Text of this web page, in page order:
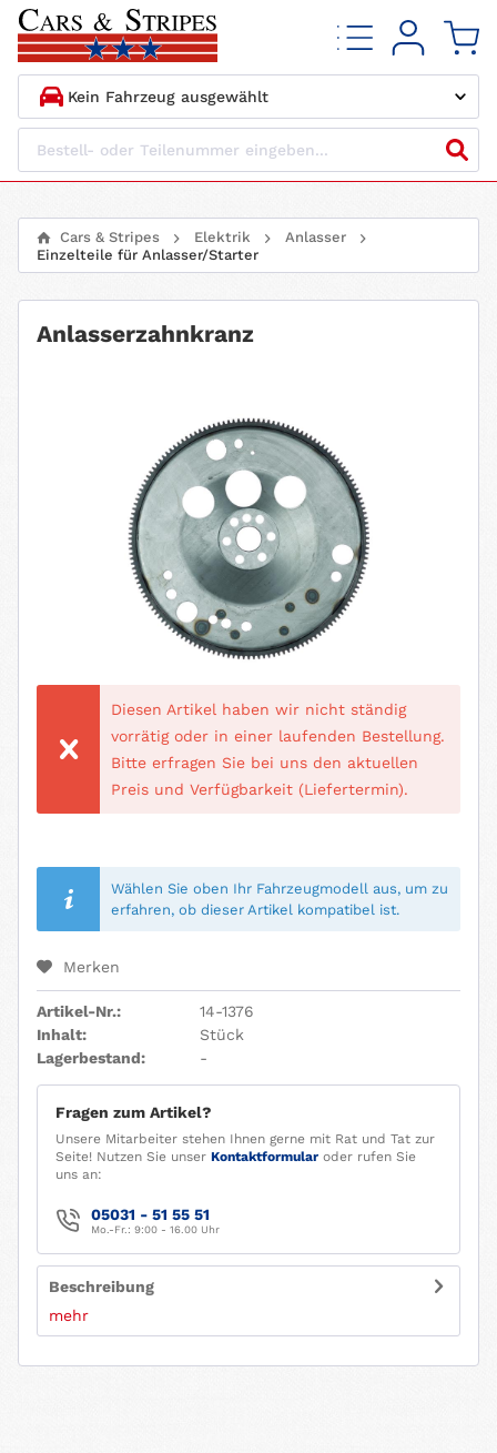
1. HERSTELLER
3. BAUJAHR
4. MOTORTYP
Cars & Stripes Elektrik
Anlasser
Einzelteile für Anlasser/Starter
Anlasserzahnkranz
Diesen Artikel haben wir nicht ständig
vorrätig oder in einer laufenden Bestellung.
Bitte erfragen Sie bei uns den aktuellen
Preis und Verfügbarkeit (Liefertermin).
Wählen Sie oben Ihr Fahrzeugmodell aus, um zu
erfahren, ob dieser Artikel kompatibel ist.
Merken
Artikel-Nr.:
14-1376
Inhalt:
Stück
Lagerbestand:
-
Fragen zum Artikel?
Unsere Mitarbeiter stehen Ihnen gerne mit Rat und Tat zur
Seite! Nutzen Sie unser Kontaktformular oder rufen Sie
uns an:
05031 - 51 55 51
Mo.-Fr.: 9:00 - 16.00 Uhr
Beschreibung
mehr